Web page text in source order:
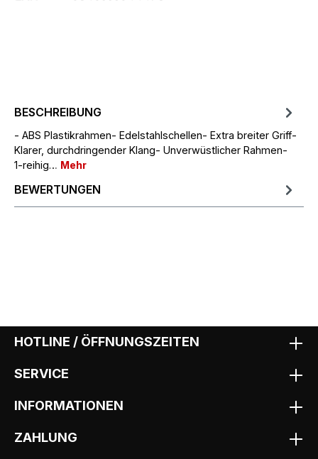
BESCHREIBUNG
- ABS Plastikrahmen- Edelstahlschellen- Extra breiter Griff-
Klarer, durchdringender Klang- Unverwüstlicher Rahmen-
1-reihig… Mehr
BEWERTUNGEN
HOTLINE / ÖFFNUNGSZEITEN
SERVICE
INFORMATIONEN
ZAHLUNG